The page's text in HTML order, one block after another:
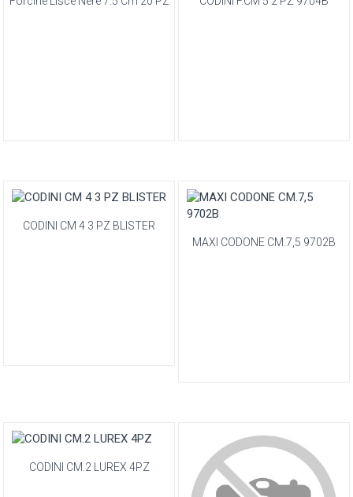
CODINI CM 4 3 PZ BLISTER
MAXI CODONE CM.7,5 9702B
CODINI CM.2 LUREX 4PZ